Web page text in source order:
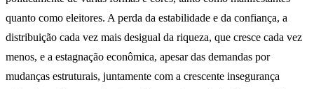
quanto como eleitores. A perda da estabilidade e da confiança, a
distribuição cada vez mais desigual da riqueza, que cresce cada vez
menos, e a estagnação econômica, apesar das demandas por
mudanças estruturais, juntamente com a crescente insegurança